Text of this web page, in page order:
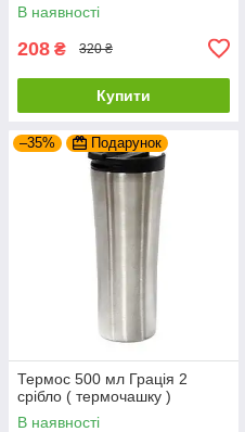
В наявності
208 ₴ 320 ₴
Купити
–35% Подарунок
Термос 500 мл Грація 2
срібло ( термочашку )
В наявності